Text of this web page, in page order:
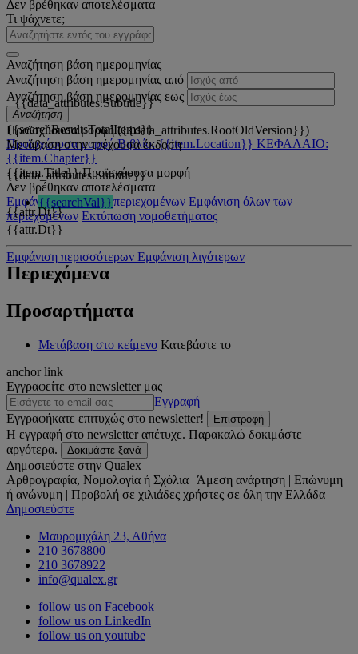
Δεν βρέθηκαν αποτελέσματα
Τι ψάχνετε;
Αναζήτηση βάση ημερομηνίας
Αναζήτηση βάση ημερομηνίας από
Αναζήτηση βάση ημερομηνίας εως
Αναζήτηση
{{searchResultsTotalItems}}
Προϊσχύουσα μορφή Βιβλίο: {{item.Location}} ΚΕΦΑΛΑΙΟ:
{{item.Chapter}}
{{item.Title}} Προϊσχύουσα μορφή
Δεν βρέθηκαν αποτελέσματα
Εμφάνιση όλων των περιεχομένων Εμφάνιση όλων των
περιεχομένων Εκτύπωση νομοθετήματος
{{data_attributes.Subtitle}}
Προϊσχύουσα μορφή ({{data_attributes.RootOldVersion}})
Μετάβαση στην τρέχουσα έκδοση
{{data_attributes.Subtitle}}
{{searchVal}}
{{attr.Dt}}
Εμφάνιση περισσότερων Εμφάνιση λιγότερων
{{attr.Dt}}
Περιεχόμενα
Προσαρτήματα
Μετάβαση στο κείμενο Κατεβάστε το
anchor link
Εγγραφείτε στο newsletter μας
Εγγραφή
Εγγραφήκατε επιτυχώς στο newsletter!
Επιστροφή
Η εγγραφή στο newsletter απέτυχε. Παρακαλώ δοκιμάστε
αργότερα.
Δοκιμάστε ξανά
Δημοσιεύστε στην Qualex
Αρθρογραφία, Νομολογία ή Σχόλια | Άμεση ανάρτηση | Επώνυμη
ή ανώνυμη | Προβολή σε χιλιάδες χρήστες σε όλη την Ελλάδα
Δημοσιεύστε
Μαυρομιχάλη 23, Αθήνα
210 3678800
210 3678922
info@qualex.gr
follow us on Facebook
follow us on LinkedIn
follow us on youtube